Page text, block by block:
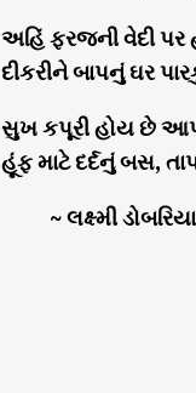
અહિં ફરજની વેદી પર
દીકરીને બાપનું ઘર
સુખ કપૂરી હોય છે
હૂંફ માટે દર્દનું બસ,
~ લક્ષ્મી ડોબરિયા